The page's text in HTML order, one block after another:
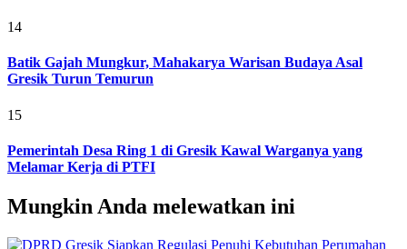
14
Batik Gajah Mungkur, Mahakarya Warisan Budaya Asal
Gresik Turun Temurun
15
Pemerintah Desa Ring 1 di Gresik Kawal Warganya yang
Melamar Kerja di PTFI
Mungkin Anda melewatkan ini